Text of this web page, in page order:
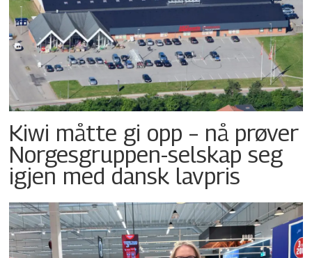
Kiwi måtte gi opp – nå prøver
Norgesgruppen-selskap seg
igjen med dansk lavpris